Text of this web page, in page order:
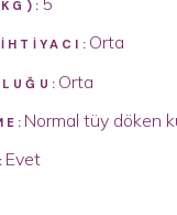
Orta
Orta
Normal tüy döken
Evet